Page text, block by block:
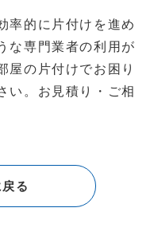
率的に片付けを進め
な専門業者の利用が
屋の片付けでお困り
い。お見積り・ご相
る